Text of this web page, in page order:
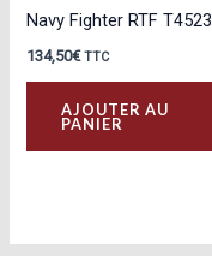
Navy Fighter RTF T4523
134,50€ TTC
AJOUTER AU
PANIER